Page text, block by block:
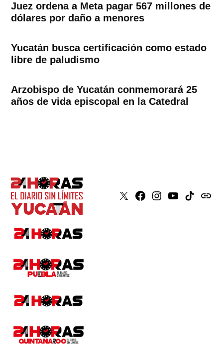
Juez ordena a Meta pagar 567 millones de
dólares por daño a menores
Yucatán busca certificación como estado
libre de paludismo
Arzobispo de Yucatán conmemorará 25
años de vida episcopal en la Catedral
X Faceboook
Instagram
YoutubeTiktokissuu